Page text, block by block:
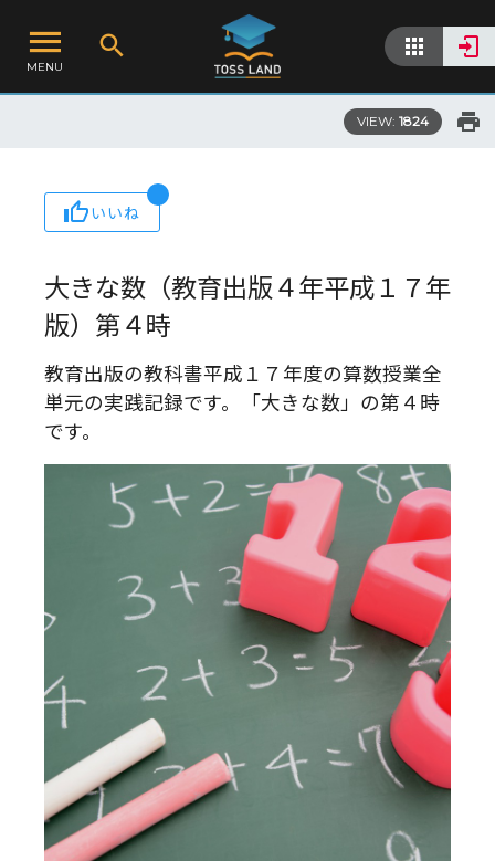
MENU
VIEW: 1824
いいね
大きな数（教育出版４年平成１７年
版）第４時
教育出版の教科書平成１７年度の算数授業全
単元の実践記録です。「大きな数」の第４時
です。